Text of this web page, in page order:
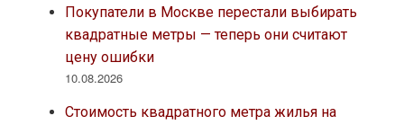
Покупатели в Москве перестали выбирать
квадратные метры — теперь они считают
цену ошибки
10.08.2026
Стоимость квадратного метра жилья на